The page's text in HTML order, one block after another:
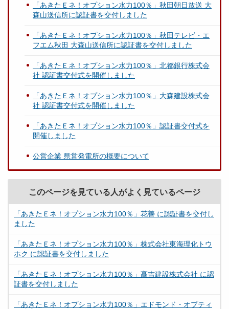
「あきたＥネ！オプション水力100％」秋田朝日放送 大
森山送信所に認証書を交付しました
「あきたＥネ！オプション水力100％」秋田テレビ・エ
フエム秋田 大森山送信所に認証書を交付しました
「あきたＥネ！オプション水力100％」北都銀行株式会
社 認証書交付式を開催しました
「あきたＥネ！オプション水力100％」大森建設株式会
社 認証書交付式を開催しました
「あきたＥネ！オプション水力100％」認証書交付式を
開催しました
公営企業 県営発電所の概要について
このページを見ている人がよく見ているページ
「あきたＥネ！オプション水力100％」花善 に認証書を交付し
ました
「あきたＥネ！オプション水力100％」株式会社東海理化トウ
ホク に認証書を交付しました
「あきたＥネ！オプション水力100％」髙吉建設株式会社 に認
証書を交付しました
「あきたＥネ！オプション水力100％」エドモンド・オプティ